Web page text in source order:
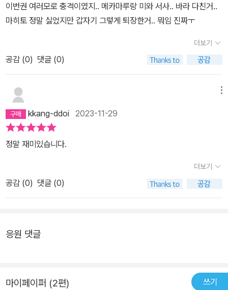
이번권 여러모로 충격이였지.. 메카마루랑 미와 서사.. 바라 다친거..
마히토 정말 싫었지만 갑자기 그렇게 퇴장한거.. 뭐임 진짜ㅜ
더보기
공감 (0) 댓글 (0)
kkang-ddoi 2023-11-29
정말 재미있습니다.
더보기
공감 (0) 댓글 (0)
응원 댓글
마이페이퍼 (2편) 쓰기